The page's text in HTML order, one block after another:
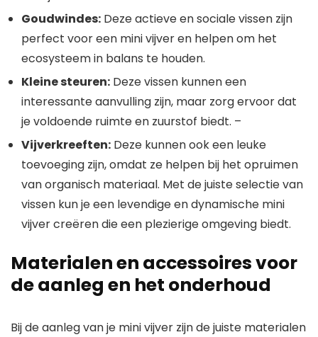
Goudwindes: Deze actieve en sociale vissen zijn
perfect voor een mini vijver en helpen om het
ecosysteem in balans te houden.
Kleine steuren: Deze vissen kunnen een
interessante aanvulling zijn, maar zorg ervoor dat
je voldoende ruimte en zuurstof biedt. –
Vijverkreeften: Deze kunnen ook een leuke
toevoeging zijn, omdat ze helpen bij het opruimen
van organisch materiaal. Met de juiste selectie van
vissen kun je een levendige en dynamische mini
vijver creëren die een plezierige omgeving biedt.
Materialen en accessoires voor
de aanleg en het onderhoud
Bij de aanleg van je mini vijver zijn de juiste materialen